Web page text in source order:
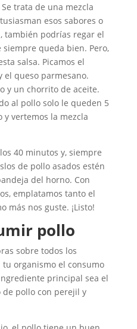
trata de una mezcla
esos sabores o
también podrías regar el
queda bien. Pero,
salsa. Picamos el
el queso parmesano.
y un chorrito de aceite.
al pollo solo le queden 5
vertemos la mezcla
40 minutos y, siempre
de pollo asados estén
del horno. Con
emplatamos tanto el
más nos guste. ¡Listo!
pollo
sobre todos los
organismo el consumo
principal sea el
de pollo con perejil y